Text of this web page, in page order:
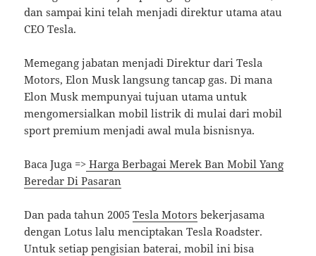
dan sampai kini telah menjadi direktur utama atau
CEO Tesla.
Memegang jabatan menjadi Direktur dari Tesla
Motors, Elon Musk langsung tancap gas. Di mana
Elon Musk mempunyai tujuan utama untuk
mengomersialkan mobil listrik di mulai dari mobil
sport premium menjadi awal mula bisnisnya.
Baca Juga => Harga Berbagai Merek Ban Mobil Yang
Beredar Di Pasaran
Dan pada tahun 2005Tesla Motors bekerjasama
dengan Lotus lalu menciptakan Tesla Roadster.
Untuk setiap pengisian baterai, mobil ini bisa